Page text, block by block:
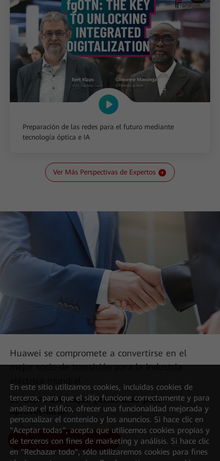
Preparación de las redes para el futuro mediante
tecnología óptica e IA
Charla All-IN: La transición hacia un nuevo tipo de red
Charla AII-IN: El LTE de 450 MHz es la fuerza clave
para construir redes de comunicación digital.
Ver Más Perspectivas de Expertos
Huawei se compromete a convertirse en el
mejor socio de transición para la industria
El futuro está aquí: ¿estás listo para
aprovecharlo?
Solicite su Consulta Gratuita
En este sitio utilizamos cookies, incluidas cookies de
terceros, para que el sitio funcione correctamente y para
analizar el tráfico, ofrecer una funcionalidad mejorada y
personalizar el contenido y los anuncios. Si hace clic en
"Aceptar todas", acepta que utilicemos cookies propias y
de terceros con fines de marketing y análisis. Si hace clic
en "Rechazar todo", sólo utilizaremos cookies para fines